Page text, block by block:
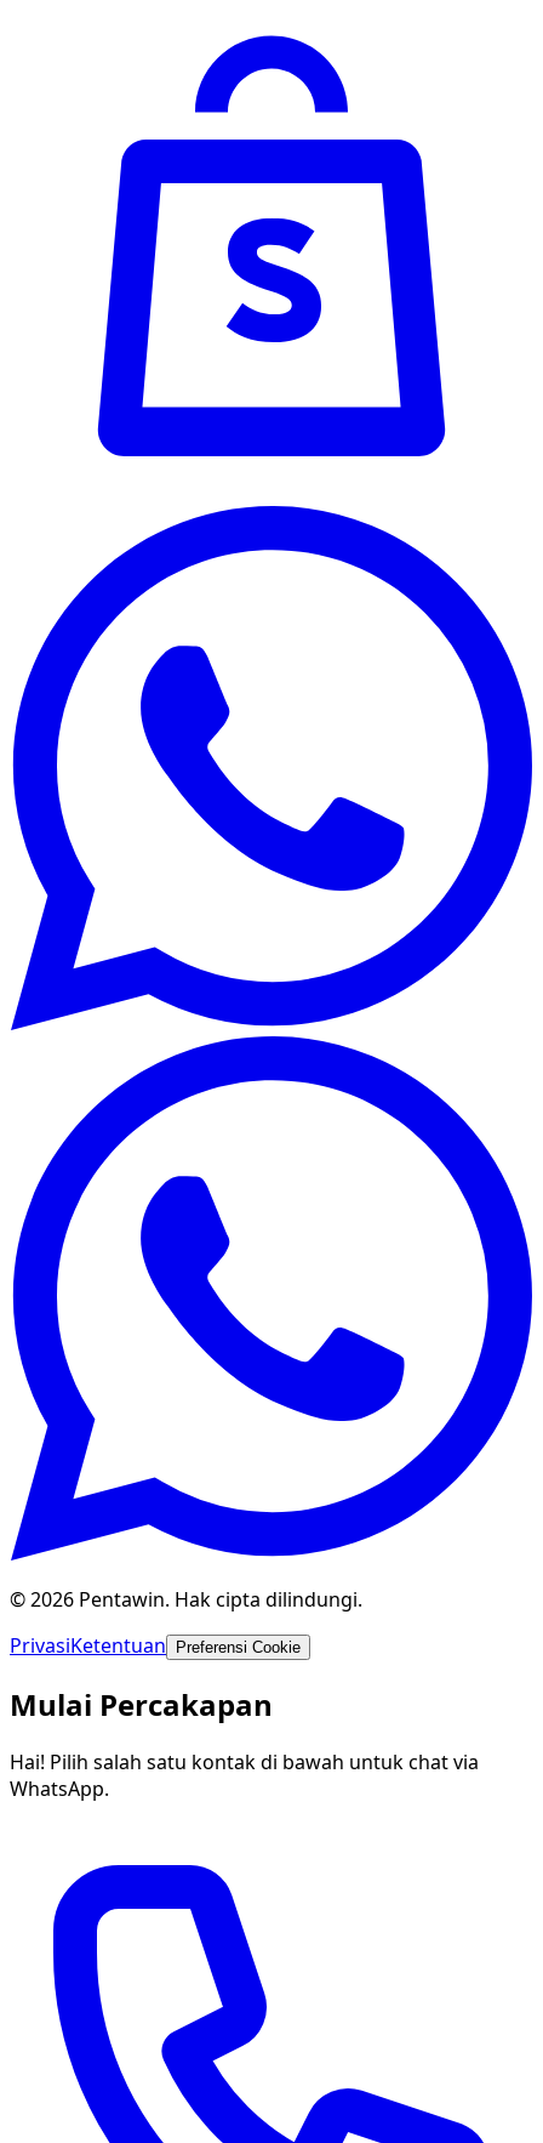
© 2026 Pentawin. Hak cipta dilindungi.
PrivasiKetentuan Preferensi Cookie
Mulai Percakapan
Hai! Pilih salah satu kontak di bawah untuk chat via
WhatsApp.